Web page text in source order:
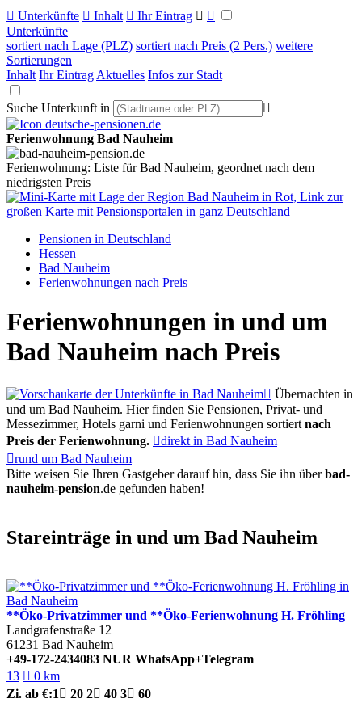
 Unterkünfte  Inhalt  Ihr Eintrag  
Unterkünfte
sortiert nach Lage (PLZ) sortiert nach Preis (2 Pers.) weitere
Sortierungen
Inhalt Ihr Eintrag Aktuelles Infos zur Stadt
Suche Unterkunft in 
Ferienwohnung Bad Nauheim
Ferienwohnung: Liste für Bad Nauheim, geordnet nach dem
niedrigsten Preis
Pensionen in Deutschland
Hessen
Bad Nauheim
Ferienwohnungen nach Preis
Ferienwohnungen in und um
Bad Nauheim nach Preis
 Übernachten in
und um Bad Nauheim. Hier finden Sie Pensionen, Privat- und
Messezimmer, Hotels garni und Ferienwohnungen sortiert nach
Preis der Ferienwohnung. direkt in Bad Nauheim
rund um Bad Nauheim
Bitte weisen Sie Ihren Gastgeber darauf hin, dass Sie ihn überbad-
nauheim-pension.de gefunden haben!
Stareinträge in und um Bad Nauheim
**Öko-Privatzimmer und **Öko-Ferienwohnung H. Fröhling
Landgrafenstraße 12
61231 Bad Nauheim
+49-172-2434083 NUR WhatsApp+Telegram
13  0 km
Zi. ab €:1  20 2 40 3 60